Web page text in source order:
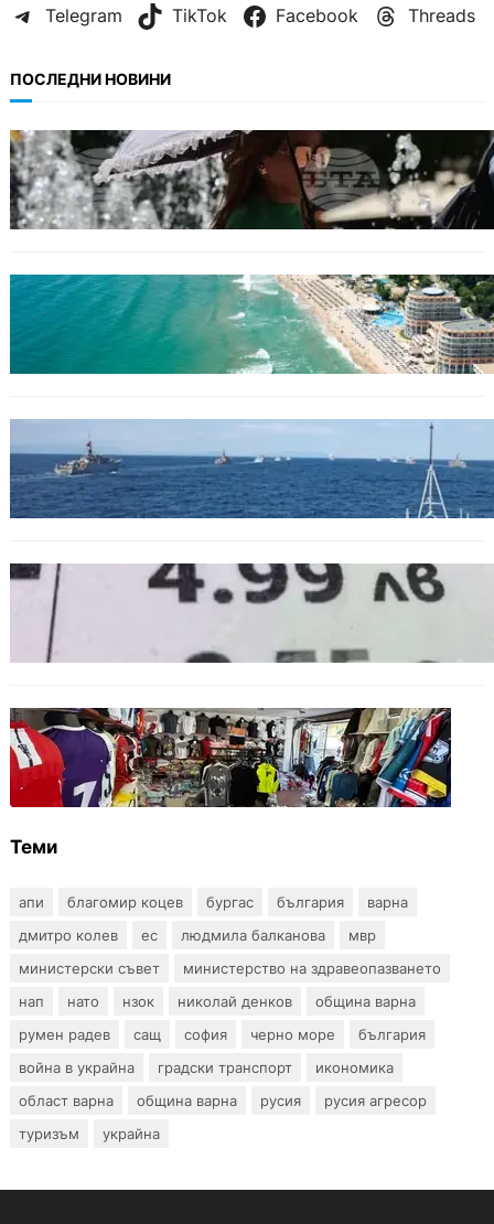
Telegram TikTok Facebook Threads
ПОСЛЕДНИ НОВИНИ
БЕЗ КАТЕГОРИЯ
Жега до 37°: НИМХ обяви оранжев и жълт
код за опасно време.
ИКОНОМИКА
Интерактивна карта показва всички водни
бази по Черноморието
Нов минен ловец за българския флот
пристига до края на годината
БЪЛГАРИЯ
Левът изчезва от етикетите: Търговците
БЪЛГАРИЯ
Иззеха фалшиви стоки за близо 650 000
евро при акция във Варна и „Златни
пясъци“
Теми
апи благомир коцев бургас българия
варна
дмитро колев
ес людмила балканова
мвр
министерски съвет
министерство на здравеопазването
нап
нато нзок николай денков
община варна
румен радев
сащ софия черно море
българия
война в украйна
градски транспорт
икономика
област варна
община варна русия
русия агресор
туризъм
украйна